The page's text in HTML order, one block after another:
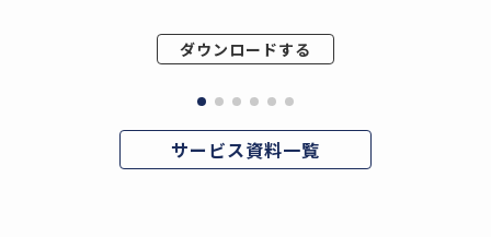
ダウンロードする
サービス資料一覧